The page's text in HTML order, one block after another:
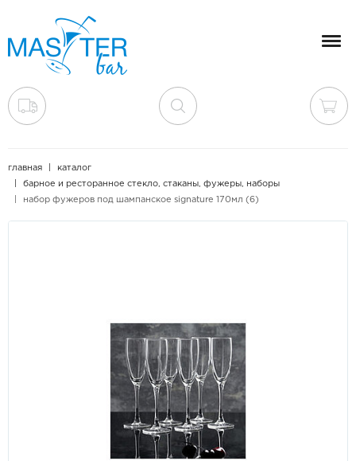
главная
каталог
барное и ресторанное стекло, стаканы, фужеры, наборы
набор фужеров под шампанское signature 170мл (6)